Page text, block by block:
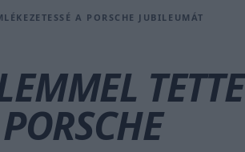
A PORSCHE JUBILEUMÁT
TETTE